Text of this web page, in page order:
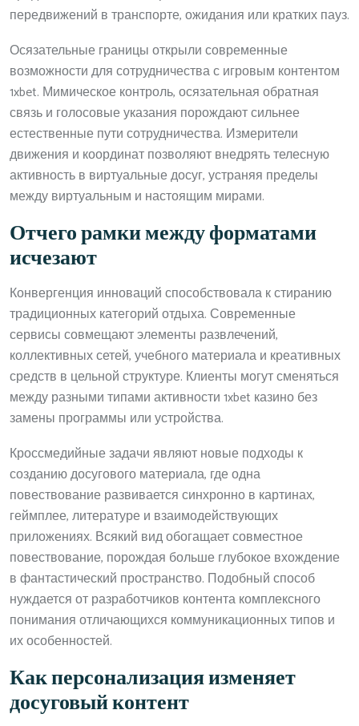
передвижений в транспорте, ожидания или кратких пауз.
Осязательные границы открыли современные
возможности для сотрудничества с игровым контентом
1xbet. Мимическое контроль, осязательная обратная
связь и голосовые указания порождают сильнее
естественные пути сотрудничества. Измерители
движения и координат позволяют внедрять телесную
активность в виртуальные досуг, устраняя пределы
между виртуальным и настоящим мирами.
Отчего рамки между форматами
исчезают
Конвергенция инноваций способствовала к стиранию
традиционных категорий отдыха. Современные
сервисы совмещают элементы развлечений,
коллективных сетей, учебного материала и креативных
средств в цельной структуре. Клиенты могут сменяться
между разными типами активности 1xbet казино без
замены программы или устройства.
Кроссмедийные задачи являют новые подходы к
созданию досугового материала, где одна
повествование развивается синхронно в картинах,
геймплее, литературе и взаимодействующих
приложениях. Всякий вид обогащает совместное
повествование, порождая больше глубокое вхождение
в фантастический пространство. Подобный способ
нуждается от разработчиков контента комплексного
понимания отличающихся коммуникационных типов и
их особенностей.
Как персонализация изменяет
досуговый контент